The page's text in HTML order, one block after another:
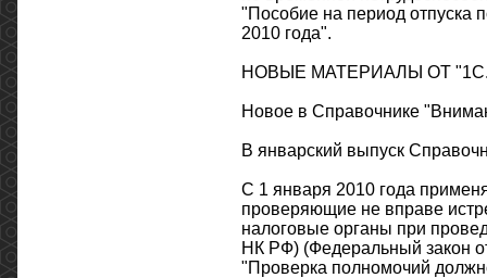
"Пособие на период отпуска
2010 года".
НОВЫЕ МАТЕРИАЛЫ ОТ
Новое в Справочнике
В январский выпуск
С 1 января 2010 года
проверяющие не вправе
налоговые органы при
НК РФ) (Федеральный закон
"Проверка полномочий